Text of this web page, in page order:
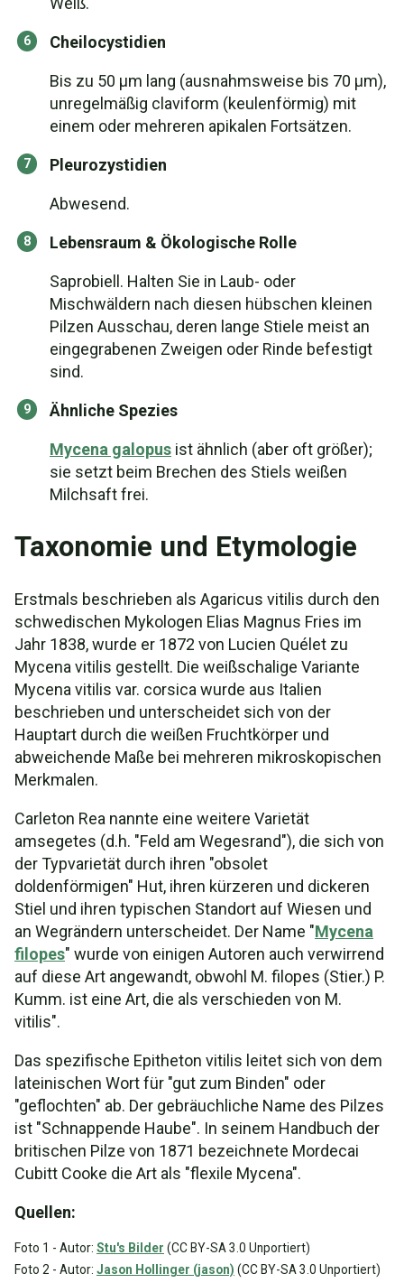
Cheilocystidien
Bis zu 50 µm lang (ausnahmsweise bis 70 µm),
unregelmäßig claviform (keulenförmig) mit
einem oder mehreren apikalen Fortsätzen.
Pleurozystidien
Abwesend.
Lebensraum & Ökologische Rolle
Saprobiell. Halten Sie in Laub- oder
Mischwäldern nach diesen hübschen kleinen
Pilzen Ausschau, deren lange Stiele meist an
eingegrabenen Zweigen oder Rinde befestigt
sind.
Ähnliche Spezies
Mycena galopus ist ähnlich (aber oft größer);
sie setzt beim Brechen des Stiels weißen
Milchsaft frei.
Taxonomie und Etymologie
Erstmals beschrieben als Agaricus vitilis durch den
schwedischen Mykologen Elias Magnus Fries im
Jahr 1838, wurde er 1872 von Lucien Quélet zu
Mycena vitilis gestellt. Die weißschalige Variante
Mycena vitilis var. corsica wurde aus Italien
beschrieben und unterscheidet sich von der
Hauptart durch die weißen Fruchtkörper und
abweichende Maße bei mehreren mikroskopischen
Merkmalen.
Carleton Rea nannte eine weitere Varietät
amsegetes (d.h. "Feld am Wegesrand"), die sich von
der Typvarietät durch ihren "obsolet
doldenförmigen" Hut, ihren kürzeren und dickeren
Stiel und ihren typischen Standort auf Wiesen und
an Wegrändern unterscheidet. Der Name "Mycena
filopes" wurde von einigen Autoren auch verwirrend
auf diese Art angewandt, obwohl M. filopes (Stier.) P.
Kumm. ist eine Art, die als verschieden von M.
vitilis".
Das spezifische Epitheton vitilis leitet sich von dem
lateinischen Wort für "gut zum Binden" oder
"geflochten" ab. Der gebräuchliche Name des Pilzes
ist "Schnappende Haube". In seinem Handbuch der
britischen Pilze von 1871 bezeichnete Mordecai
Cubitt Cooke die Art als "flexile Mycena".
Quellen:
Foto 1 - Autor: Stu's Bilder (CC BY-SA 3.0 Unportiert)
Foto 2 - Autor: Jason Hollinger (jason) (CC BY-SA 3.0 Unportiert)